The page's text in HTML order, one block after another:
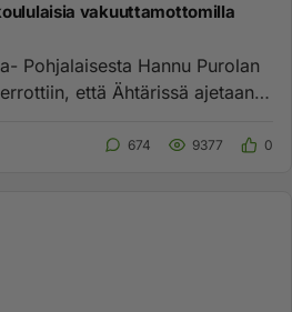
vakuuttamottomilla
Pohjalaisesta Hannu Purolan
674 9377 0